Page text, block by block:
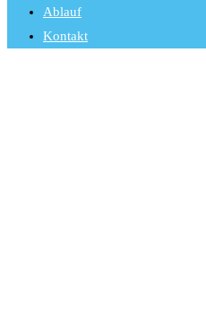
Ablauf
Kontakt